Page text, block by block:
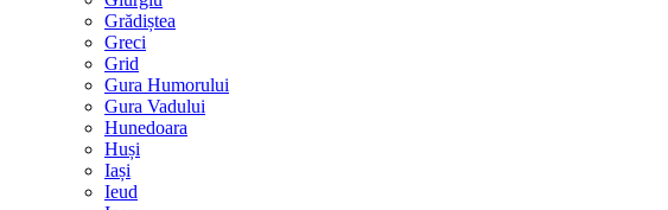
Grădiștea
Greci
Grid
Gura Humorului
Gura Vadului
Hunedoara
Huși
Iași
Ieud